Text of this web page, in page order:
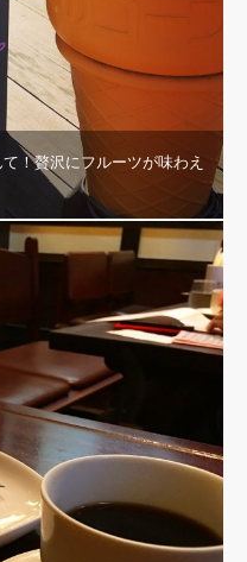
！贅沢にフルーツが味わえ